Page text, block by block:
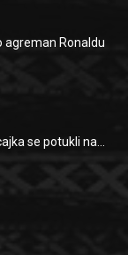
agreman Ronaldu
se potukli na...